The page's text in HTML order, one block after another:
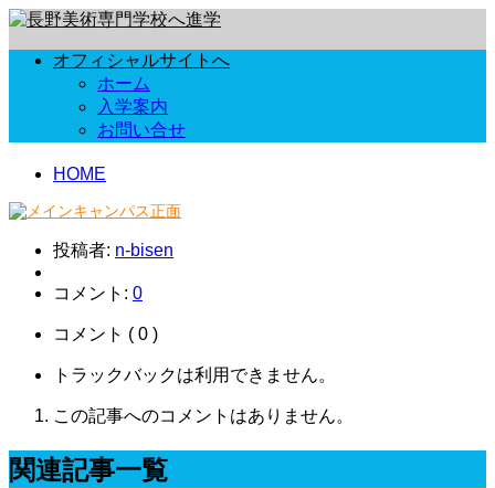
オフィシャルサイトへ
ホーム
入学案内
お問い合せ
HOME
投稿者: n-bisen
コメント: 0
コメント ( 0 )
トラックバックは利用できません。
この記事へのコメントはありません。
関連記事一覧